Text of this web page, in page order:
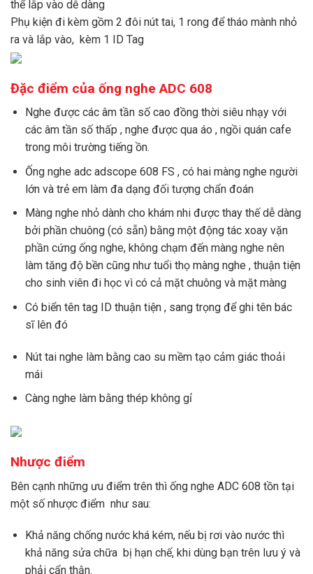
thể lắp vào dễ dàng
Phụ kiện đi kèm gồm 2 đôi nút tai, 1 rong để tháo mành nhỏ
ra và lắp vào, kèm 1 ID Tag
Đặc điểm của ống nghe ADC 608
Nghe được các âm tần số cao đồng thời siêu nhạy với
các âm tần số thấp , nghe được qua áo , ngồi quán cafe
trong môi trường tiếng ồn.
Ống nghe adc adscope 608 FS , có hai màng nghe người
lớn và trẻ em làm đa dạng đối tượng chẩn đoán
Màng nghe nhỏ dành cho khám nhi được thay thế dễ dàng
bởi phần chuông (có sẵn) bằng một động tác xoay vặn
phần cứng ống nghe, không chạm đến màng nghe nên
làm tăng độ bền cũng như tuổi thọ màng nghe , thuận tiện
cho sinh viên đi học vì có cả mặt chuông và mặt màng
Có biển tên tag ID thuận tiện , sang trọng để ghi tên bác
sĩ lên đó
Nút tai nghe làm bằng cao su mềm tạo cảm giác thoải
mái
Càng nghe làm bằng thép không gỉ
Nhược điểm
Bên cạnh những ưu điểm trên thì ống nghe ADC 608 tồn tại
một số nhược điểm như sau:
Khả năng chống nước khá kém, nếu bị rơi vào nước thì
khả năng sửa chữa bị hạn chế, khi dùng bạn trên lưu ý và
phải cẩn thận.